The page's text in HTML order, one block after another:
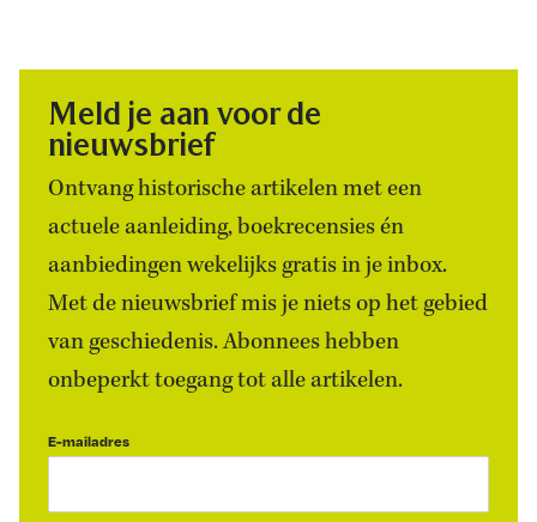
Meld je aan voor de
nieuwsbrief
Ontvang historische artikelen met een
actuele aanleiding, boekrecensies én
aanbiedingen wekelijks gratis in je inbox.
Met de nieuwsbrief mis je niets op het gebied
van geschiedenis. Abonnees hebben
onbeperkt toegang tot alle artikelen.
E-mailadres